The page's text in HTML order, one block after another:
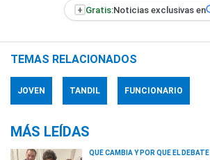
+ Gratis:Noticias exclusivas en
TEMAS RELACIONADOS
JOVEN TANDIL FUNCIONARIO
MÁS LEÍDAS
QUÉ CAMBIA Y POR QUÉ EL DEBATE